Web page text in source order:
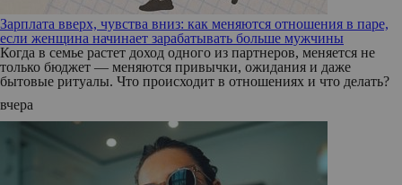
Зарплата вверх, чувства вниз: как меняются отношения в паре,
если женщина начинает зарабатывать больше мужчины
Когда в семье растет доход одного из партнеров, меняется не
только бюджет — меняются привычки, ожидания и даже
бытовые ритуалы. Что происходит в отношениях и что делать?
вчера